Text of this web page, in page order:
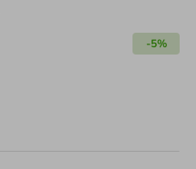
-5%